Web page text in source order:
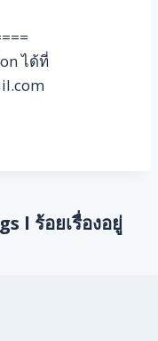
ได้ที่
l ร้อยเรื่องอยู่